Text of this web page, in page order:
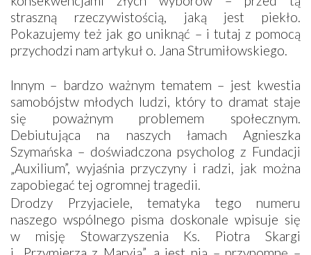
straszną rzeczywistością, jaką jest piekło.
Pokazujemy też jak go uniknąć – i tutaj z pomocą
przychodzi nam artykuł o. Jana Strumiłowskiego.
Innym – bardzo ważnym tematem – jest kwestia
samobójstw młodych ludzi, który to dramat staje
się poważnym problemem społecznym.
Debiutująca na naszych łamach Agnieszka
Szymańska – doświadczona psycholog z Fundacji
„Auxilium”, wyjaśnia przyczyny i radzi, jak można
zapobiegać tej ogromnej tragedii.
Drodzy Przyjaciele, tematyka tego numeru
naszego wspólnego pisma doskonale wpisuje się
w misję Stowarzyszenia Ks. Piotra Skargi